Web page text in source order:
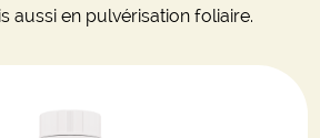
aussi en pulvérisation foliaire.